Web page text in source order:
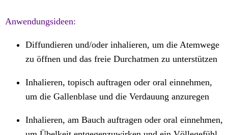
Anwendungsideen:
Diffundieren und/oder inhalieren, um die Atemwege
zu öffnen und das freie Durchatmen zu unterstützen
Inhalieren, topisch auftragen oder oral einnehmen,
um die Gallenblase und die Verdauung anzuregen
Inhalieren, am Bauch auftragen oder oral einnehmen,